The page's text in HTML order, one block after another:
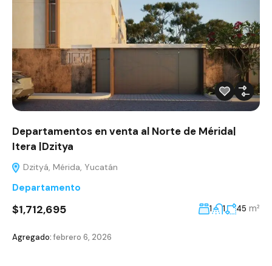
Departamentos en venta al Norte de Mérida|
Itera |Dzitya
Dzityá, Mérida, Yucatán
Departamento
$1,712,695 1 1 45 m²
Agregado:febrero 6, 2026